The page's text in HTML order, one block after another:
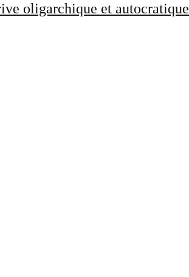
oligarchique et autocratique